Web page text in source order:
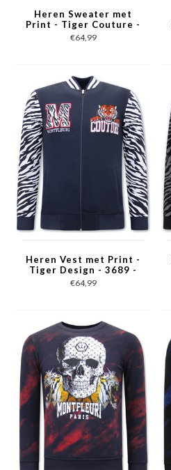
Heren Sweater met
Print - Tiger Couture -
3717 - Roze
€64,99
Heren Vest met Print -
Tiger Design - 3689 -
Blauw
€64,99